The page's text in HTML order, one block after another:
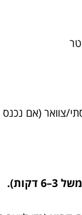
צוואר (אם נכנס
דקות).